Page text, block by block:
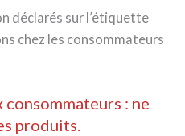
déclarés sur l’étiquette
chez les consommateurs
consommateurs : ne
produits.